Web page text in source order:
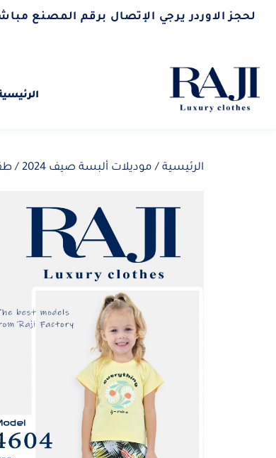
لحجز الاوردر يرجي الإتصال برقم المصنع
الرئيسية / موديلات ألبسة صيف 2024 /